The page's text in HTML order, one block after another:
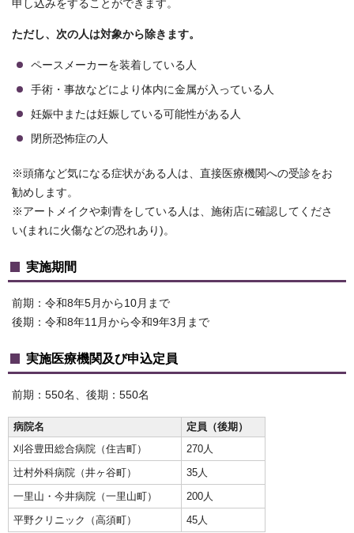
申し込みをすることができます。
ただし、次の人は対象から除きます。
ペースメーカーを装着している人
手術・事故などにより体内に金属が入っている人
妊娠中または妊娠している可能性がある人
閉所恐怖症の人
※頭痛など気になる症状がある人は、直接医療機関への受診をお
勧めします。
※アートメイクや刺青をしている人は、施術店に確認してくださ
い(まれに火傷などの恐れあり)。
実施期間
前期：令和8年5月から10月まで
後期：令和8年11月から令和9年3月まで
実施医療機関及び申込定員
前期：550名、後期：550名
病院名
定員（後期）
刈谷豊田総合病院（住吉町）
270人
辻󠄀村外科病院（井ヶ谷町）
35人
一里山・今井病院（一里山町）
200人
平野クリニック（高須町）
45人